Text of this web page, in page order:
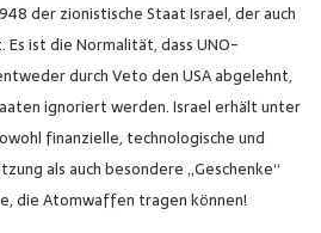
der zionistische Staat Israel, der auch
ist die Normalität, dass UNO-
durch Veto den USA abgelehnt,
ignoriert werden. Israel erhält unter
finanzielle, technologische und
als auch besondere „Geschenke“
die Atomwaffen tragen können!